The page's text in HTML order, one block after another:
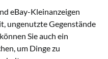
eBay-Kleinanzeigen
ungenutzte Gegenstände
Sie auch ein
um Dinge zu